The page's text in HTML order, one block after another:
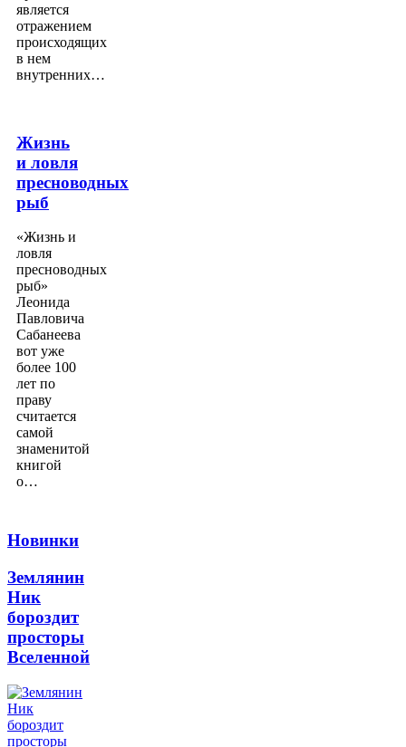
является
отражением
происходящих
в нем
внутренних…
Жизнь
и ловля
пресноводных
рыб
«Жизнь и
ловля
пресноводных
рыб»
Леонида
Павловича
Сабанеева
вот уже
более 100
лет по
праву
считается
самой
знаменитой
книгой
о…
Новинки
Землянин
Ник
бороздит
просторы
Вселенной